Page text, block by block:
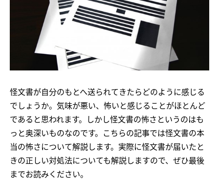
怪文書が自分のもとへ送られてきたらどのように感じる
でしょうか。気味が悪い、怖いと感じることがほとんど
であると思われます。しかし怪文書の怖さというのはも
っと奥深いものなのです。こちらの記事では怪文書の本
当の怖さについて解説します。実際に怪文書が届いたと
きの正しい対処法についても解説しますので、ぜひ最後
までお読みください。